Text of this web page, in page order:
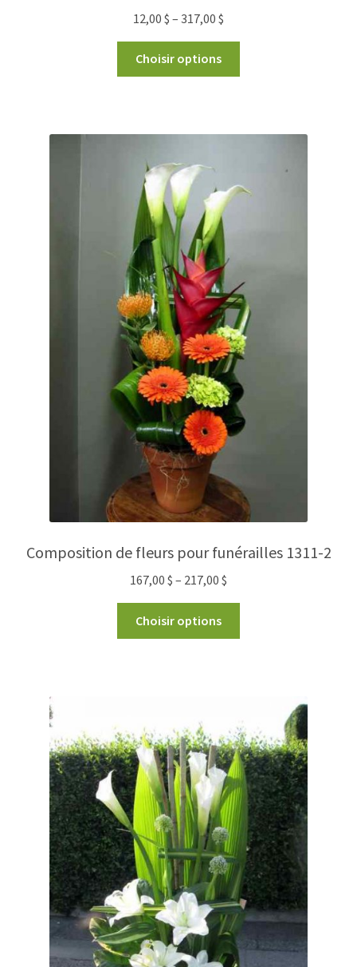
12,00 $ – 317,00 $
Choisir options
Composition de fleurs pour funérailles 1311-2
167,00 $ – 217,00 $
Choisir options